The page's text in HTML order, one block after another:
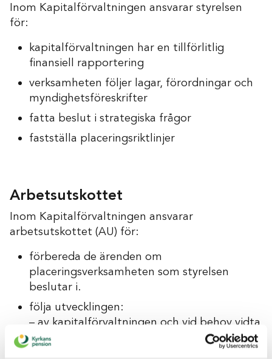
Inom Kapitalförvaltningen ansvarar styrelsen
för:
kapitalförvaltningen har en tillförlitlig
finansiell rapportering
verksamheten följer lagar, förordningar och
myndighetsföreskrifter
fatta beslut i strategiska frågor
fastställa placeringsriktlinjer
Arbetsutskottet
Inom Kapitalförvaltningen ansvarar
arbetsutskottet (AU) för:
förbereda de ärenden om
placeringsverksamheten som styrelsen
beslutar i.
följa utvecklingen:
– av kapitalförvaltningen och vid behov vidta
åtgärder.
– av placeringstillgångarna i relation till